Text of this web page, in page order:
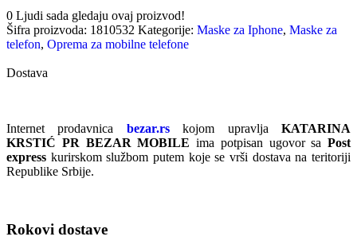
0 Ljudi sada gledaju ovaj proizvod!
Šifra proizvoda: 1810532 Kategorije: Maske za Iphone, Maske za
telefon, Oprema za mobilne telefone
Dostava
Internet prodavnica bezar.rskojom upravljaKATARINA
KRSTIĆ PR BEZAR MOBILE ima potpisan ugovor sa Post
express kurirskom službom putem koje se vrši dostava na teritoriji
Republike Srbije.
Rokovi dostave